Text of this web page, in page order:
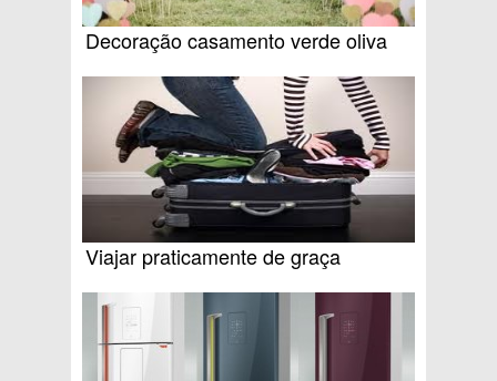
Decoração casamento verde oliva
Viajar praticamente de graça